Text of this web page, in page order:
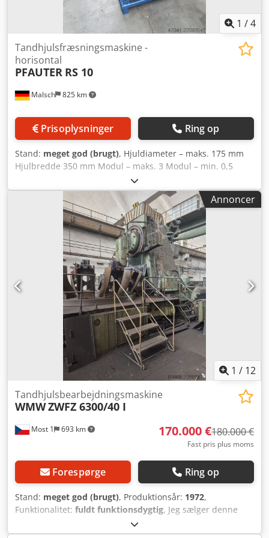
1 /4
Malsch 825 km
Tandhjulsfræsningsmaskine -
horisontal
PFAUTER RS 10
Prisoplysninger Ring op
Stand: meget god (brugt), Hjuldiameter – maks. 175 mm
Hjulbredde 350 mm Modul – maks. 3 Modul – min. 0,5
Csdpfx Adoznnitjkjrf Maskinvægt ca. 0,9 t Pladsbehov ca.
1,2 x 0,8 x 1,4 m
Annoncer
1 / 12
Most 1 693 km
Tandhjulsbearbejdningsmaskine
WMWZWFZ 6300/40 I
170.000 €180.000 €
Fast pris plus moms
Forespørge Ring op
Stand: meget god (brugt), Produktionsår: 1972,
Funktionalitet: fuldt funktionsdygtig, Jeg sælger denne
tandhjulsfræsermaskine. Den er tilsluttet, og det er muligt
at teste den. Der medfølger en masse tilbehør.